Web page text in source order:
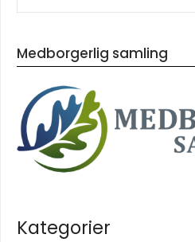
Medborgerlig samling
Kategorier